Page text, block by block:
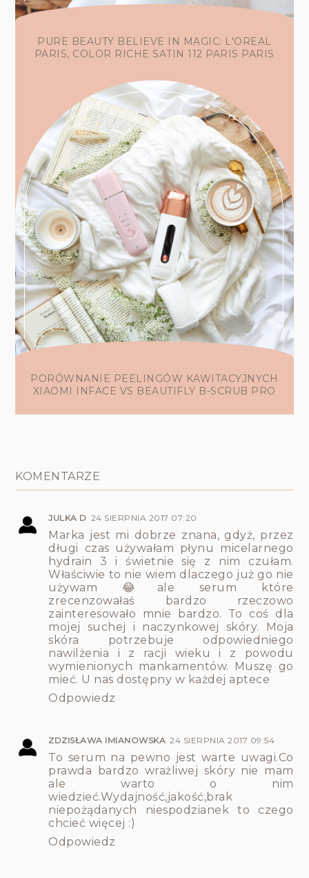
PURE BEAUTY BELIEVE IN MAGIC: L'OREAL
PARIS, COLOR RICHE SATIN 112 PARIS PARIS
PORÓWNANIE PEELINGÓW KAWITACYJNYCH
XIAOMI INFACE VS BEAUTIFLY B-SCRUB PRO
KOMENTARZE
JULKA D 24 SIERPNIA 2017 07:20
Marka jest mi dobrze znana, gdyż, przez
długi czas używałam płynu micelarnego
hydrain 3 i świetnie się z nim czułam.
Właściwie to nie wiem dlaczego już go nie
używam 😂ale serum które
zrecenzowałaś bardzo rzeczowo
zainteresowało mnie bardzo. To coś dla
mojej suchej i naczynkowej skóry. Moja
skóra potrzebuje odpowiedniego
nawilżenia i z racji wieku i z powodu
wymienionych mankamentów. Muszę go
mieć. U nas dostępny w każdej aptece
Odpowiedz
ZDZISŁAWA IMIANOWSKA 24 SIERPNIA 2017 09:54
To serum na pewno jest warte uwagi.Co
prawda bardzo wrażliwej skóry nie mam
ale warto o nim
wiedzieć.Wydajność,jakość,brak
niepożądanych niespodzianek to czego
chcieć więcej :)
Odpowiedz